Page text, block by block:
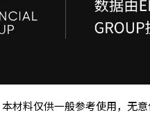
本材料仅供一般参考使用，无